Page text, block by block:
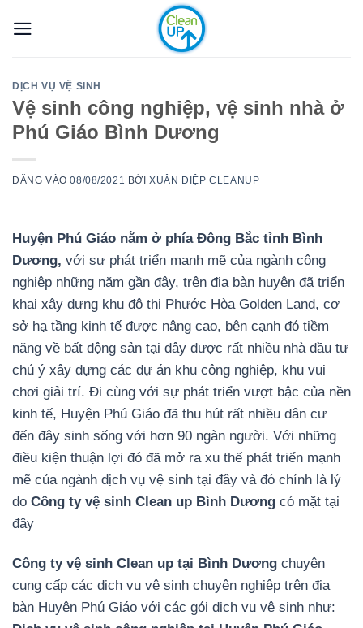
qua
DỊCH VỤ VỆ SINH
Vệ sinh công nghiệp, vệ sinh nhà ở
Phú Giáo Bình Dương
ĐĂNG VÀO08/08/2021 BỞIXUÂN ĐIỆP CLEANUP
Huyện Phú Giáo nằm ở phía Đông Bắc tỉnh Bình
Dương, với sự phát triển mạnh mẽ của ngành công
nghiệp những năm gần đây, trên địa bàn huyện đã triển
khai xây dựng khu đô thị Phước Hòa Golden Land, cơ
sở hạ tầng kinh tế được nâng cao, bên cạnh đó tiềm
năng về bất động sản tại đây được rất nhiều nhà đầu tư
chú ý xây dựng các dự án khu công nghiệp, khu vui
chơi giải trí. Đi cùng với sự phát triển vượt bậc của nền
kinh tế, Huyện Phú Giáo đã thu hút rất nhiều dân cư
đến đây sinh sống với hơn 90 ngàn người. Với những
điều kiện thuận lợi đó đã mở ra xu thế phát triển mạnh
mẽ của ngành dịch vụ vệ sinh tại đây và đó chính là lý
do Công ty vệ sinh Clean up Bình Dương có mặt tại
đây
Công ty vệ sinh Clean up tại Bình Dương chuyên
cung cấp các dịch vụ vệ sinh chuyên nghiệp trên địa
bàn Huyện Phú Giáo với các gói dịch vụ vệ sinh như: